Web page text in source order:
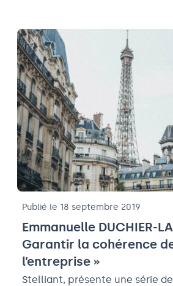
Publié le 18 septembre 2019
Emmanuelle DUCHIER-
Garantir la cohérence
l’entreprise »
Stelliant, présente une série